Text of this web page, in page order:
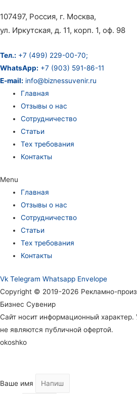
107497, Россия, г. Москва,
ул. Иркутская, д. 11, корп. 1, оф. 98
Тел.: +7 (499) 229-00-70;
WhatsApp: +7 (903) 591-86-11
E-mail: info@biznessuvenir.ru
Главная
Отзывы о нас
Сотрудничество
Статьи
Тех требования
Контакты
Menu
Главная
Отзывы о нас
Сотрудничество
Статьи
Тех требования
Контакты
Vk Telegram Whatsapp Envelope
Copyright © 2019-2026 Рекламно-
Бизнес Сувенир
Сайт носит информационный
не являются публичной офертой.
okoshko
Ваше имя